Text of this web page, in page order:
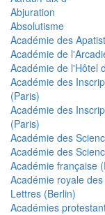
Abjuration
Absolutisme
Académie des
Académie de
Académie de l'Hôtel
Académie des
(Paris)
Académie des
(Paris)
Académie des
Académie des
Académie française
Académie royale
Lettres (Berlin)
Académies